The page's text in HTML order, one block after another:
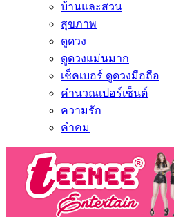
บ้านและสวน
สุขภาพ
ดูดวง
ดูดวงแม่นมาก
เช็คเบอร์ ดูดวงมือถือ
คำนวณเปอร์เซ็นต์
ความรัก
คำคม